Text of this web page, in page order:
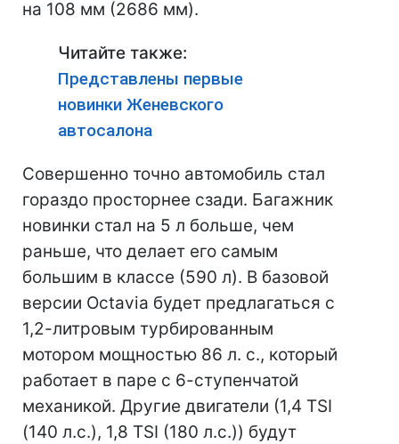
на 108 мм (2686 мм).
Читайте также:
Представлены первые
новинки Женевского
автосалона
Совершенно точно автомобиль стал
гораздо просторнее сзади. Багажник
новинки стал на 5 л больше, чем
раньше, что делает его самым
большим в классе (590 л). В базовой
версии Octavia будет предлагаться с
1,2-литровым турбированным
мотором мощностью 86 л. с., который
работает в паре с 6-ступенчатой
механикой. Другие двигатели (1,4 TSI
(140 л.с.), 1,8 TSI (180 л.с.)) будут